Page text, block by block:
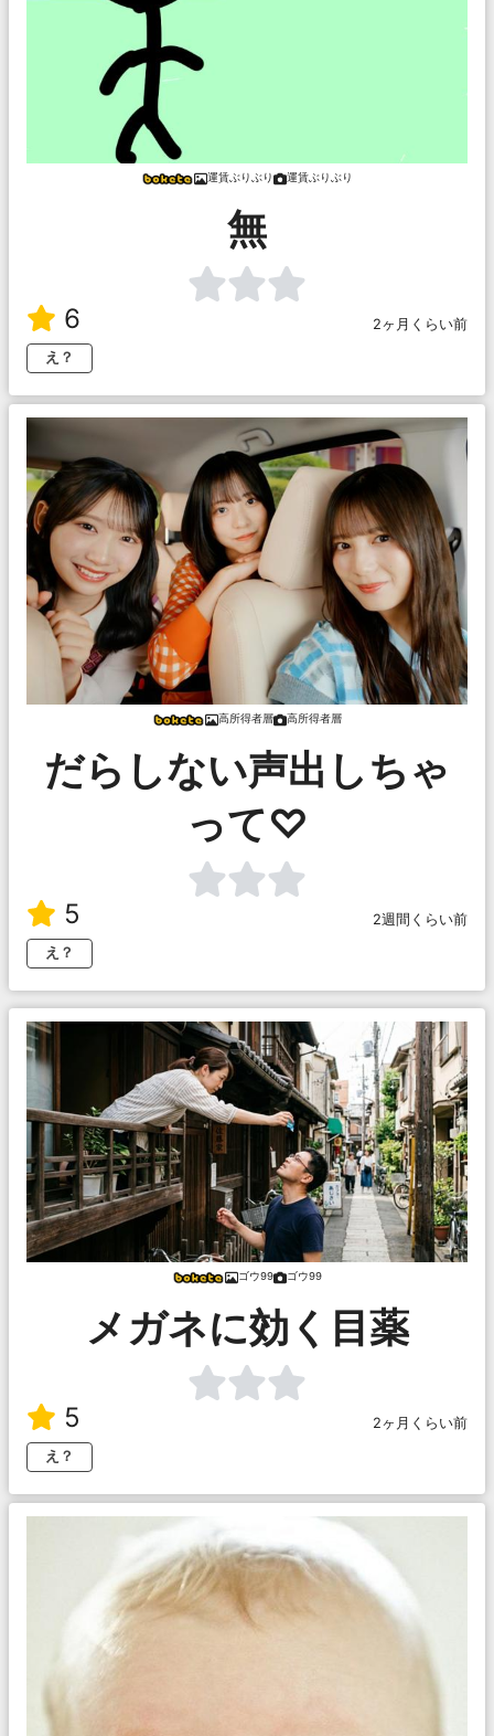
運賃ぶりぶり 運賃ぶりぶり
無
6
2ヶ月くらい前
え？
高所得者層 高所得者層
だらしない声出しちゃ
って♡
5
2週間くらい前
え？
ゴウ99 ゴウ99
メガネに効く目薬
5
2ヶ月くらい前
え？